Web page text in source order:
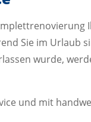
Sie im Urlaub
wurde,
und mit